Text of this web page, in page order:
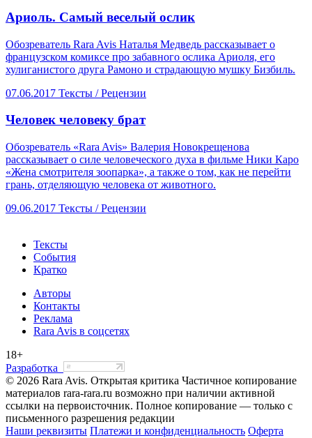
​Ариоль. Самый веселый ослик
Обозреватель Rara Avis Наталья Медведь рассказывает о
французском комиксе про забавного ослика Ариоля, его
хулиганистого друга Рамоно и страдающую мушку Бизбиль.
07.06.2017 Тексты /Рецензии
​Человек человеку брат
Обозреватель «Rara Avis» Валерия Новокрещенова
рассказывает о силе человеческого духа в фильме Ники Каро
«Жена смотрителя зоопарка», а также о том, как не перейти
грань, отделяющую человека от животного.
09.06.2017 Тексты /Рецензии
Тексты
События
Кратко
Авторы
Контакты
Реклама
Rara Avis в соцсетях
18+
Разработка
© 2026 Rara Avis. Открытая критика Частичное копирование
материалов rara-rara.ru возможно при наличии активной
ссылки на первоисточник. Полное копирование — только с
письменного разрешения редакции
Наши реквизиты Платежи и конфиденциальность Оферта